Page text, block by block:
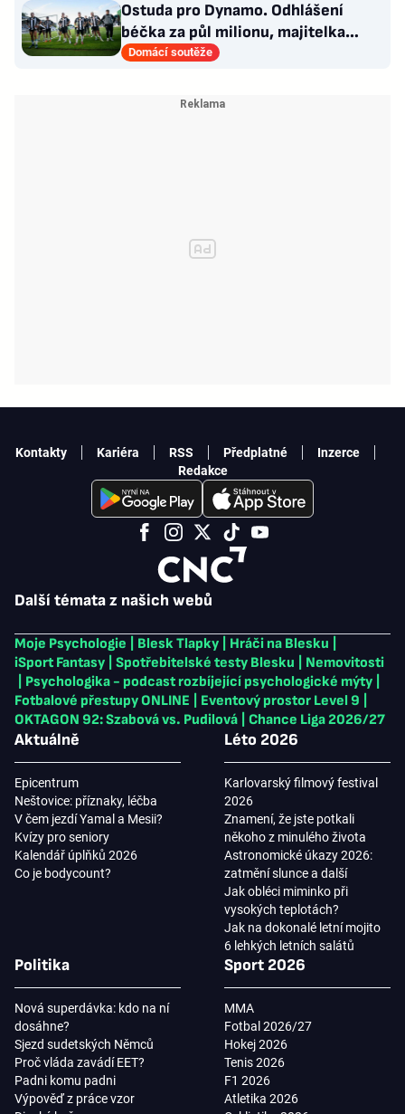
Ostuda pro Dynamo. Odhlášení
béčka za půl milionu, majitelka
odmítla nabídku kraje
Domácí soutěže
Další témata z našich webů
Moje Psychologie Blesk Tlapky Hráči na Blesku
iSport Fantasy
Spotřebitelské testy Blesku
Nemovitosti
Psychologika - podcast rozbíjející psychologické mýty
Fotbalové přestupy ONLINE
Eventový prostor Level 9
OKTAGON 92: Szabová vs. Pudilová
Chance Liga 2026/27
Aktuálně
Epicentrum
Neštovice: příznaky, léčba
V čem jezdí Yamal a Mesii?
Kvízy pro seniory
Kalendář úplňků 2026
Co je bodycount?
Léto 2026
Karlovarský filmový festival
2026
Znamení, že jste potkali
někoho z minulého života
Astronomické úkazy 2026:
zatmění slunce a další
Jak obléci miminko při
vysokých teplotách?
Jak na dokonalé letní mojito
6 lehkých letních salátů
Politika
Nová superdávka: kdo na ní
dosáhne?
Sjezd sudetských Němců
Proč vláda zavádí EET?
Padni komu padni
Výpověď z práce vzor
Sport 2026
MMA
Fotbal 2026/27
Hokej 2026
Tenis 2026
F1 2026
Atletika 2026
Kontakty Kariéra RSS Předplatné
Inzerce
Redakce